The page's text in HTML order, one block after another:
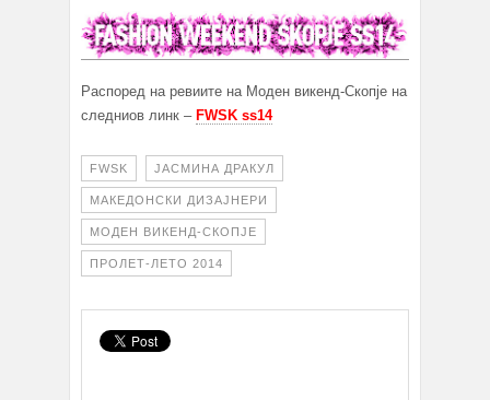
Распоред на ревиите на Моден викенд-Скопје на
следниов линк – FWSK ss14
FWSK ЈАСМИНА ДРАКУЛ
МАКЕДОНСКИ ДИЗАЈНЕРИ
МОДЕН ВИКЕНД-СКОПЈЕ
ПРОЛЕТ-ЛЕТО 2014